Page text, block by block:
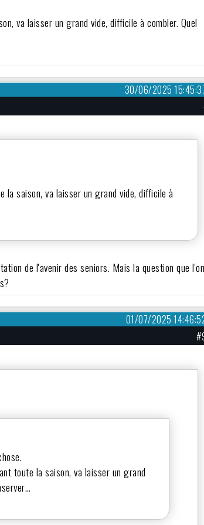
va laisser un grand vide, difficile à combler. Quel
30/06/2025
la saison, va laisser un grand vide, difficile à
de l'avenir des seniors. Mais la question que l'on
01/07/2025
toute la saison, va laisser un grand